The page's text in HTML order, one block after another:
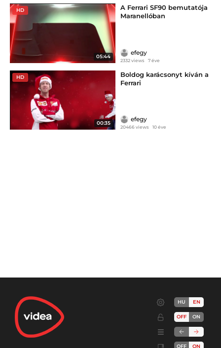
HD
05:44
A Ferrari SF90 bemutatója
Maranellóban
efegy
2332 views 7 éve
HD
00:35
Boldog karácsonyt kíván a
Ferrari
efegy
20466 views 10 éve
HU EN
OFF ON
OFF ON